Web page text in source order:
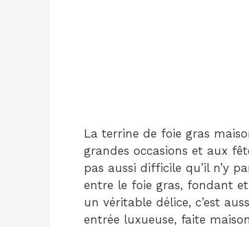
La terrine de foie gras
grandes occasions et aux
pas aussi difficile qu’il n’y
entre le foie gras, fondant
un véritable délice, c’est
entrée luxueuse, faite